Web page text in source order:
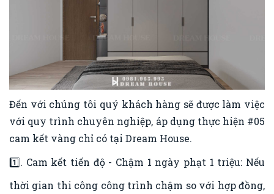
Đến với chúng tôi quý khách hàng sẽ được làm việc
với quy trình chuyên nghiệp, áp dụng thực hiện #05
cam kết vàng chỉ có tại Dream House.
1️⃣. Cam kết tiến độ - Chậm 1 ngày phạt 1 triệu: Nếu
thời gian thi công công trình chậm so với hợp đồng,